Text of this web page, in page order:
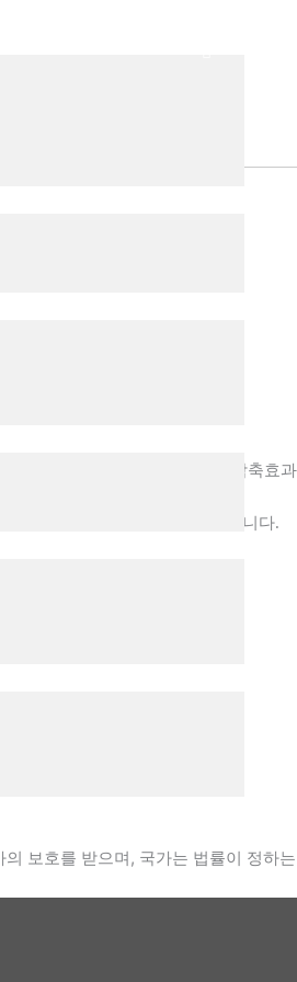
정 및 검증 용역
제품 자원순환을 통한 온실가스 감축효
위해 아래와 같이 공고하고자 합니다.
보호를 받으며, 국가는 법률이 정하